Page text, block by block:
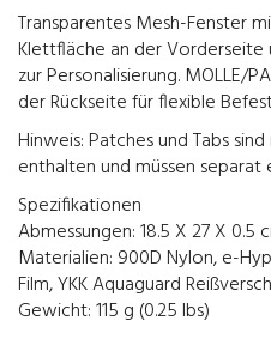
Transparentes Mesh-Fenster
Klettfläche an der Vorderseite
zur Personalisierung. MOLLE/
der Rückseite für flexible
Hinweis: Patches und Tabs
enthalten und müssen
Spezifikationen
Abmessungen: 18.5 X 27 X 0.5
Materialien: 900D Nylon, e-
Film, YKK Aquaguard
Gewicht: 115 g (0.25 lbs)